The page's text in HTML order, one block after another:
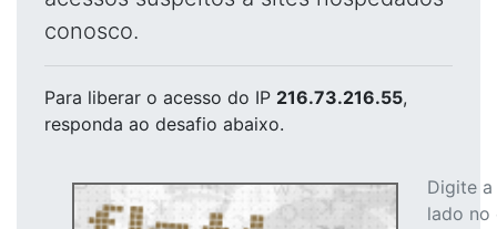
conosco.
Para liberar o acesso do IP 216.73.216.55,
responda ao desafio abaixo.
Digite
lado no